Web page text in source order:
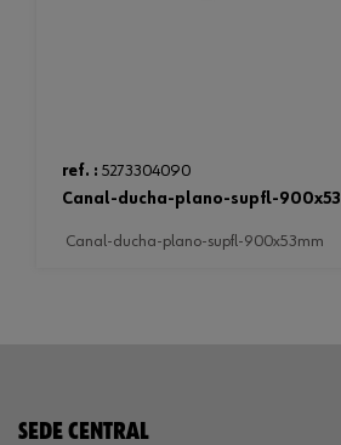
ref. : 5273304090
canal-ducha-plano-supfl-
canal-ducha-plano-supfl-900x53mm
SEDE CENTRAL